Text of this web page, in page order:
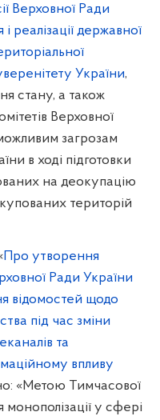
Верховної Ради
реалізації державної
України,
стану, а також
Верховної
загрозам
в ході підготовки
на деокупацію
територій
Про утворення
Ради України
відомостей щодо
під час зміни
та
впливу
«Метою Тимчасової
монополізації у сфері